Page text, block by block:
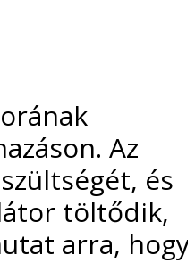
Az
és
töltődik,
arra, hogy